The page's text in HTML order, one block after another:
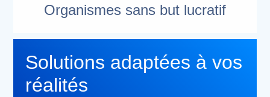
Organismes sans but lucratif
Solutions adaptées à vos
réalités